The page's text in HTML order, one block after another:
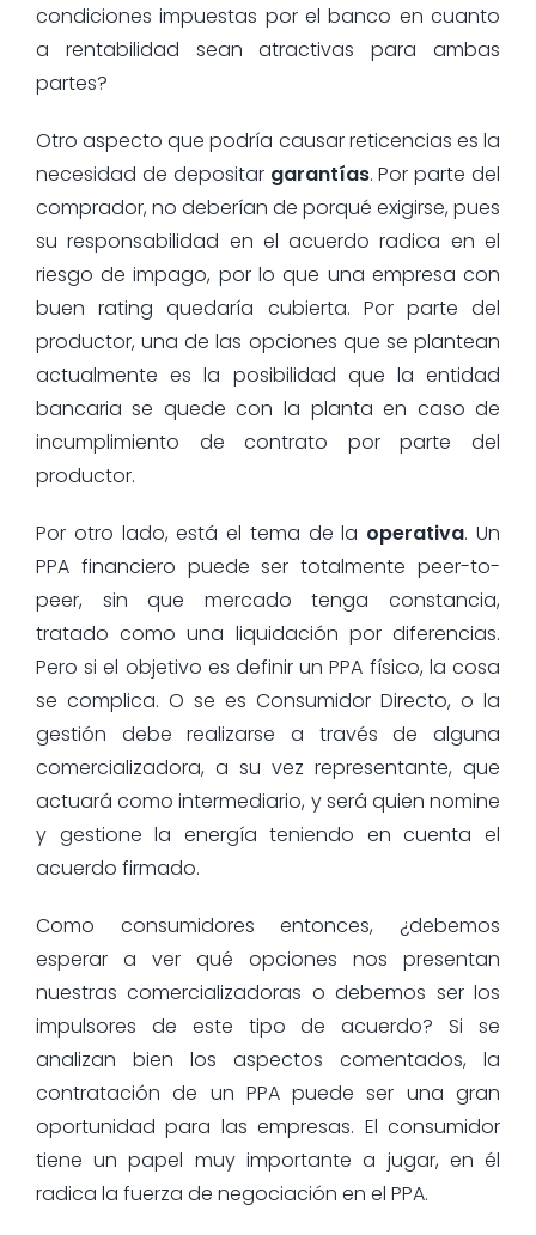
condiciones impuestas por el banco en cuanto
a rentabilidad sean atractivas para ambas
partes?
Otro aspecto que podría causar reticencias es la
necesidad de depositar garantías. Por parte del
comprador, no deberían de porqué exigirse, pues
su responsabilidad en el acuerdo radica en el
riesgo de impago, por lo que una empresa con
buen rating quedaría cubierta. Por parte del
productor, una de las opciones que se plantean
actualmente es la posibilidad que la entidad
bancaria se quede con la planta en caso de
incumplimiento de contrato por parte del
productor.
Por otro lado, está el tema de la operativa. Un
PPA financiero puede ser totalmente peer-to-
peer, sin que mercado tenga constancia,
tratado como una liquidación por diferencias.
Pero si el objetivo es definir un PPA físico, la cosa
se complica. O se es Consumidor Directo, o la
gestión debe realizarse a través de alguna
comercializadora, a su vez representante, que
actuará como intermediario, y será quien nomine
y gestione la energía teniendo en cuenta el
acuerdo firmado.
Como consumidores entonces, ¿debemos
esperar a ver qué opciones nos presentan
nuestras comercializadoras o debemos ser los
impulsores de este tipo de acuerdo? Si se
analizan bien los aspectos comentados, la
contratación de un PPA puede ser una gran
oportunidad para las empresas. El consumidor
tiene un papel muy importante a jugar, en él
radica la fuerza de negociación en el PPA.